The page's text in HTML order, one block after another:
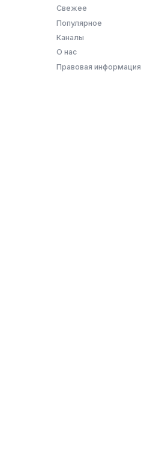
Свежее
Популярное
Каналы
О нас
Правовая информация